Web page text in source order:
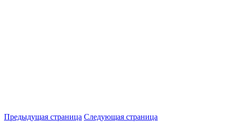
Предыдущая страница Следующая страница